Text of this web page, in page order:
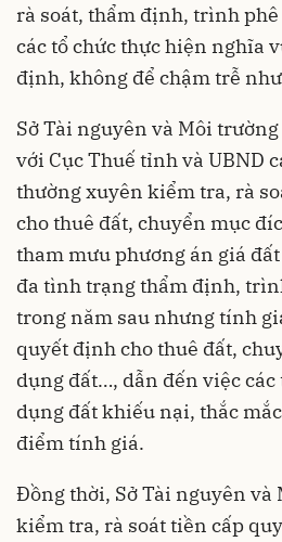
rà soát, thẩm định, trình phê
các tổ chức thực hiện nghĩa
định, không để chậm trễ
Sở Tài nguyên và Môi
với Cục Thuế tỉnh và UBND
thường xuyên kiểm tra, rà
cho thuê đất, chuyển mục
tham mưu phương án giá
đa tình trạng thẩm định,
trong năm sau nhưng tính
quyết định cho thuê đất,
dụng đất…, dẫn đến việc các
dụng đất khiếu nại, thắc
điểm tính giá.
Đồng thời, Sở Tài nguyên
kiểm tra, rà soát tiền cấp